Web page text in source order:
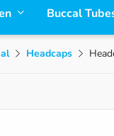
Buccal
Headcaps